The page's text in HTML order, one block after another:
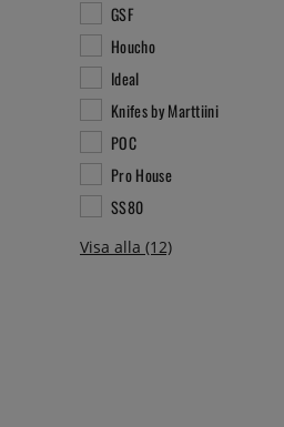
GSF
Houcho
Ideal
Knifes by Marttiini
POC
Pro House
SS80